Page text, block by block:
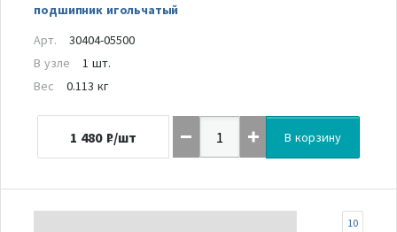
подшипник игольчатый
Арт.
30404-05500
В узле
1 шт.
Вес
0.113 кг
1 480 ₽/шт В корзину
10